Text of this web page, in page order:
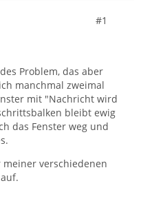
#1
Problem, das aber
manchmal zweimal
mit "Nachricht wird
bleibt ewig
das Fenster weg und
meiner verschiedenen